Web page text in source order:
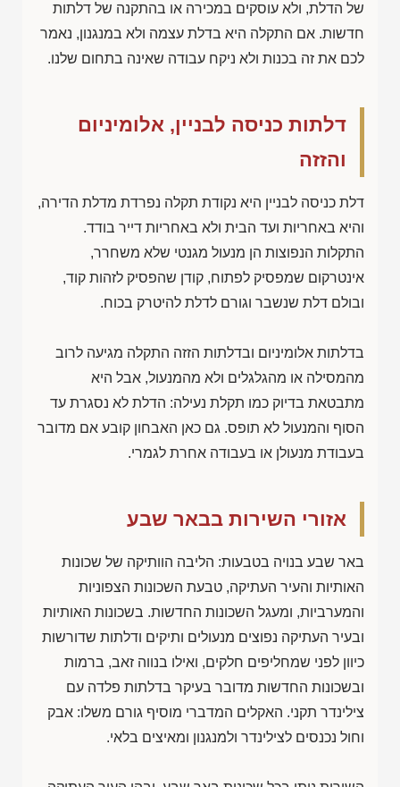
של הדלת, ולא עוסקים במכירה או בהתקנה של דלתות
חדשות. אם התקלה היא בדלת עצמה ולא במנגנון, נאמר
לכם את זה בכנות ולא ניקח עבודה שאינה בתחום שלנו.
דלתות כניסה לבניין, אלומיניום
והזזה
דלת כניסה לבניין היא נקודת תקלה נפרדת מדלת הדירה,
והיא באחריות ועד הבית ולא באחריות דייר בודד.
התקלות הנפוצות הן מנעול מגנטי שלא משחרר,
אינטרקום שמפסיק לפתוח, קודן שהפסיק לזהות קוד,
ובולם דלת שנשבר וגורם לדלת להיטרק בכוח.
בדלתות אלומיניום ובדלתות הזזה התקלה מגיעה לרוב
מהמסילה או מהגלגלים ולא מהמנעול, אבל היא
מתבטאת בדיוק כמו תקלת נעילה: הדלת לא נסגרת עד
הסוף והמנעול לא תופס. גם כאן האבחון קובע אם מדובר
בעבודת מנעולן או בעבודה אחרת לגמרי.
אזורי השירות בבאר שבע
באר שבע בנויה בטבעות: הליבה הוותיקה של שכונות
האותיות והעיר העתיקה, טבעת השכונות הצפוניות
והמערביות, ומעגל השכונות החדשות. בשכונות האותיות
ובעיר העתיקה נפוצים מנעולים ותיקים ודלתות שדורשות
כיוון לפני שמחליפים חלקים, ואילו בנווה זאב, ברמות
ובשכונות החדשות מדובר בעיקר בדלתות פלדה עם
צילינדר תקני. האקלים המדברי מוסיף גורם משלו: אבק
וחול נכנסים לצילינדר ולמנגנון ומאיצים בלאי.